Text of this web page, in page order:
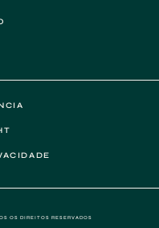
OS DIREITOS RESERVADOS